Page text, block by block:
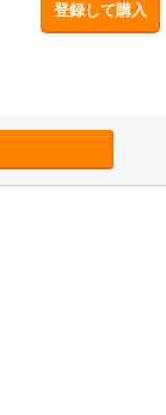
登録して購入